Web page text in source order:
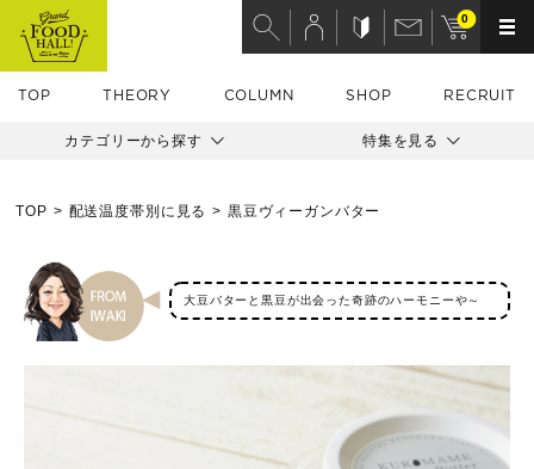
TOP THEORY COLUMN SHOP RECRUIT
0
カテゴリーから探す 特集を見る
TOP 配送温度帯別に見る 黒豆ヴィーガンバター
大豆バターと黒豆が出会った奇跡のハーモニーや～